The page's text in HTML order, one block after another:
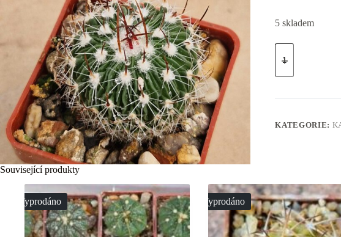
5 skladem
sp
množství
KATEGORIE:
Související produkty
Vyprodáno Vyprodáno